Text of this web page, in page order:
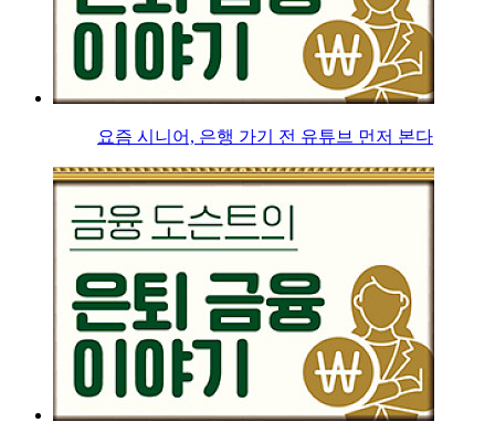
요즘 시니어, 은행 가기 전 유튜브 먼저 본다